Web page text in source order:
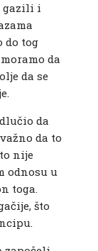
gazili i
do tog
da
da se
da
da to
nije
odnosu u
toga.
što